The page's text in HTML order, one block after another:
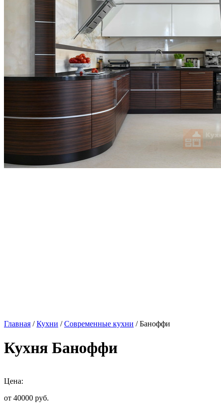
Главная /Кухни /Современные кухни / Баноффи
Кухня Баноффи
Цена:
от 40000 руб.